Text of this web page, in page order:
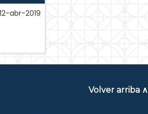
12-abr-2019
Volver arriba ∧